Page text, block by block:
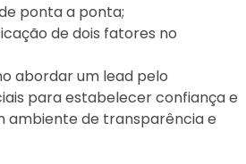
ponta a ponta;
de dois fatores no
abordar um lead pelo
para estabelecer confiança e
ambiente de transparência e